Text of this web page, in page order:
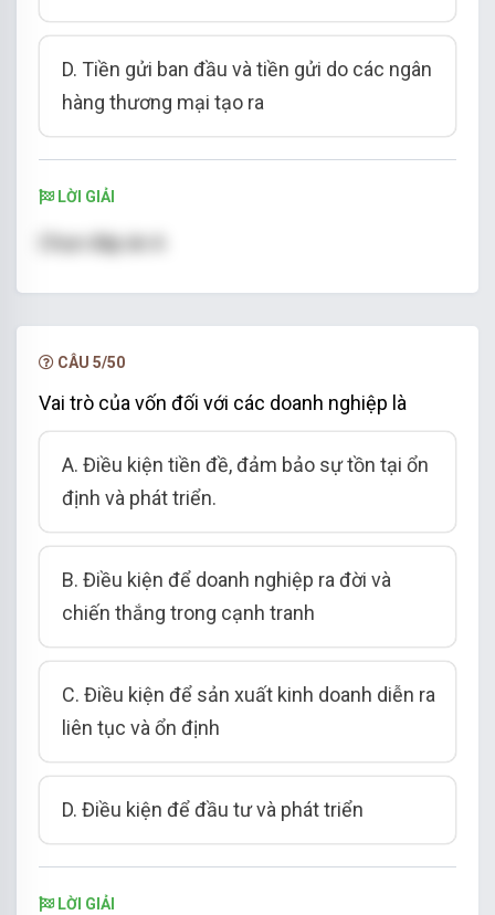
D. Tiền gửi ban đầu và tiền gửi do các ngân
hàng thương mại tạo ra
LỜI GIẢI
Chọn đáp án A
CÂU 5/50
Vai trò của vốn đối với các doanh nghiệp là
A. Điều kiện tiền đề, đảm bảo sự tồn tại ổn
định và phát triển.
B. Điều kiện để doanh nghiệp ra đời và
chiến thắng trong cạnh tranh
C. Điều kiện để sản xuất kinh doanh diễn ra
liên tục và ổn định
D. Điều kiện để đầu tư và phát triển
LỜI GIẢI